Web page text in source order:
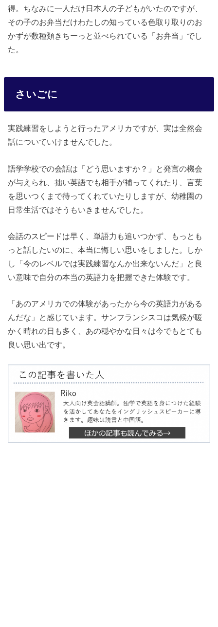
得。ちなみに一人だけ日本人の子どもがいたのですが、
その子のお弁当だけわたしの知っている色取り取りのお
かずが数種類きちーっと並べられている「お弁当」でし
た。
さいごに
実践練習をしようと行ったアメリカですが、実は全然会
話についていけませんでした。
語学学校での会話は「どう思いますか？」と発言の機会
が与えられ、拙い英語でも相手が補ってくれたり、言葉
を思いつくまで待ってくれていたりしますが、幼稚園の
日常生活ではそうもいきませんでした。
会話のスピードは早く、単語力も追いつかず、もっとも
っと話したいのに、本当に悔しい思いをしました。しか
し「今のレベルでは実践練習なんか出来ないんだ」と良
い意味で自分の本当の英語力を把握できた体験です。
「あのアメリカでの体験があったから今の英語力がある
んだな」と感じています。サンフランシスコは気候が暖
かく晴れの日も多く、あの穏やかな日々は今でもとても
良い思い出です。